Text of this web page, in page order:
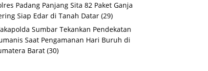
Padang Panjang Sita 82 Paket Ganja
Siap Edar di Tanah Datar (29)
Sumbar Tekankan Pendekatan
Saat Pengamanan Hari Buruh di
Barat (30)